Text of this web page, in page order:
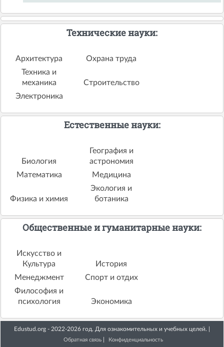
Технические науки:
Архитектура
Охрана труда
Техника и
механика
Строительство
Электроника
Естественные науки:
Биология
География и
астрономия
Математика
Медицина
Физика и химия
Экология и
ботаника
Общественные и гуманитарные науки:
Искусство и
Культура
История
Менеджмент
Спорт и отдих
Философия и
психология
Экономика
Edustud.org - 2022-2026 год. Для ознакомительных и учебных целей. |
Обратная связь Конфиденциальность